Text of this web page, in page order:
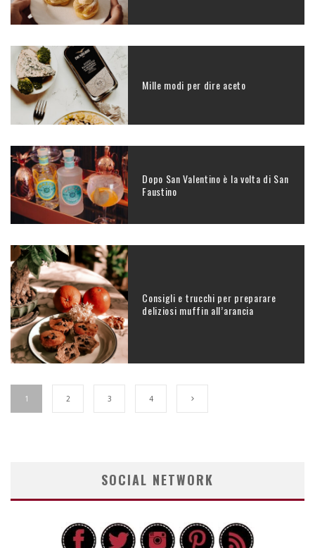
Mille modi per dire aceto
Dopo San Valentino è la volta di San
Faustino
Consigli e trucchi per preparare
deliziosi muffin all’arancia
1 2 3 4
SOCIAL NETWORK